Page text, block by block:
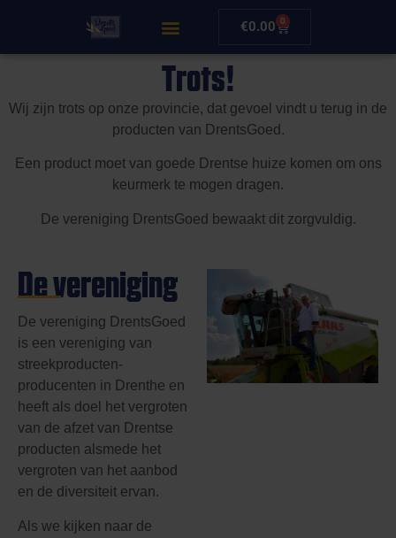
€0.00 0
Trots!
Wij zijn trots op onze provincie, dat gevoel vindt u terug in de
producten van DrentsGoed.
Een product moet van goede Drentse huize komen om ons
keurmerk te mogen dragen.
De vereniging DrentsGoed bewaakt dit zorgvuldig.
De vereniging
De vereniging DrentsGoed
is een vereniging van
streekproducten-
producenten in Drenthe en
heeft als doel het vergroten
van de afzet van Drentse
producten alsmede het
vergroten van het aanbod
en de diversiteit ervan.
Als we kijken naar de